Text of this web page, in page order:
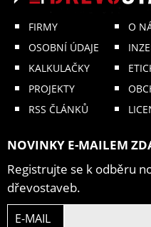
FIRMY
OSOBNÍ ÚDAJE
KALKULAČKY
PROJEKTY
RSS ČLÁNKŮ
O
NOVINKY E-MAILEM
Registrujte se k odběru
dřevostaveb.
E-MAIL